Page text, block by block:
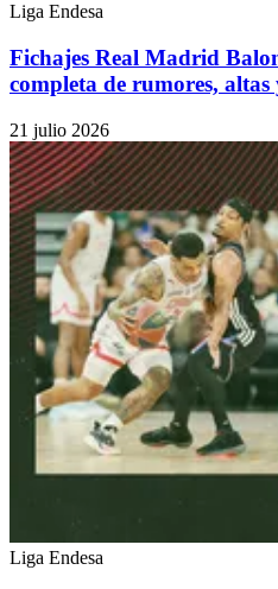
Liga Endesa
Fichajes Real Madrid
completa de rumores, altas
21 julio 2026
Liga Endesa